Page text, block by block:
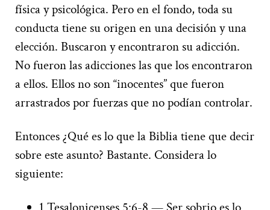
física y psicológica. Pero en el fondo, toda su
conducta tiene su origen en una decisión y una
elección. Buscaron y encontraron su adicción.
No fueron las adicciones las que los encontraron
a ellos. Ellos no son “inocentes” que fueron
arrastrados por fuerzas que no podían controlar.
Entonces ¿Qué es lo que la Biblia tiene que decir
sobre este asunto? Bastante. Considera lo
siguiente: